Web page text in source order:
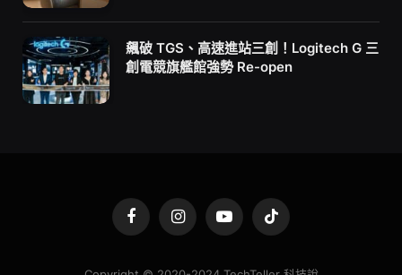
飆破 TGS、高速進站三創！Logitech G 三
創電競旗艦館強勢 Re-open
FacebookInstagramYouTubeTikTok